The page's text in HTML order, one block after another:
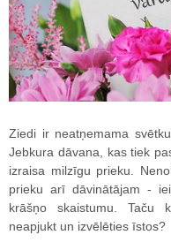
Ziedi ir neatņemama
Jebkura dāvana, kas tiek
izraisa milzīgu prieku.
prieku arī dāvinātājam -
krāšņo skaistumu. Taču
neapjukt un izvēlēties īstos?